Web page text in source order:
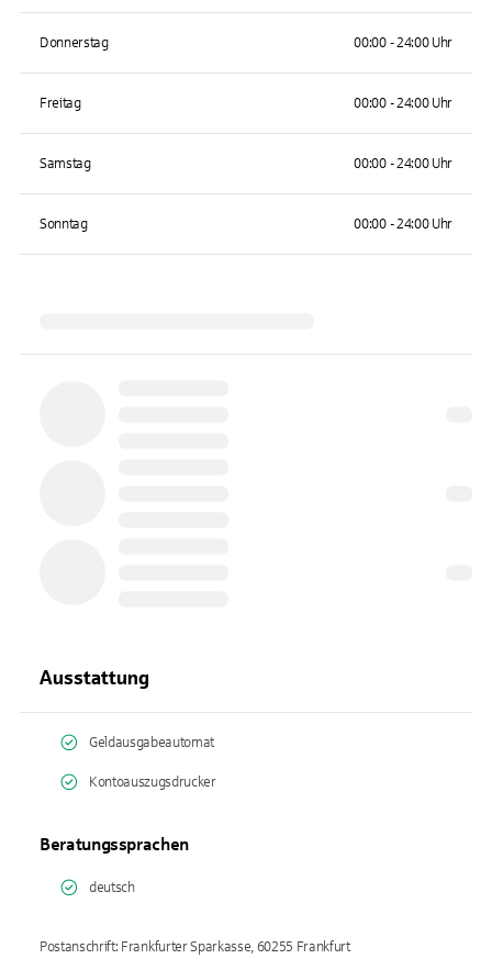
Donnerstag 00:00 - 24:00 Uhr
Freitag 00:00 - 24:00 Uhr
Samstag 00:00 - 24:00 Uhr
Sonntag 00:00 - 24:00 Uhr
Ausstattung
Geldausgabeautomat
Kontoauszugsdrucker
Beratungssprachen
deutsch
Postanschrift: Frankfurter Sparkasse, 60255 Frankfurt